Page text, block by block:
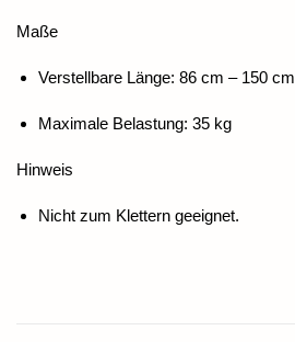
Maße
Verstellbare Länge: 86 cm – 150 cm
Maximale Belastung: 35 kg
Hinweis
Nicht zum Klettern geeignet.